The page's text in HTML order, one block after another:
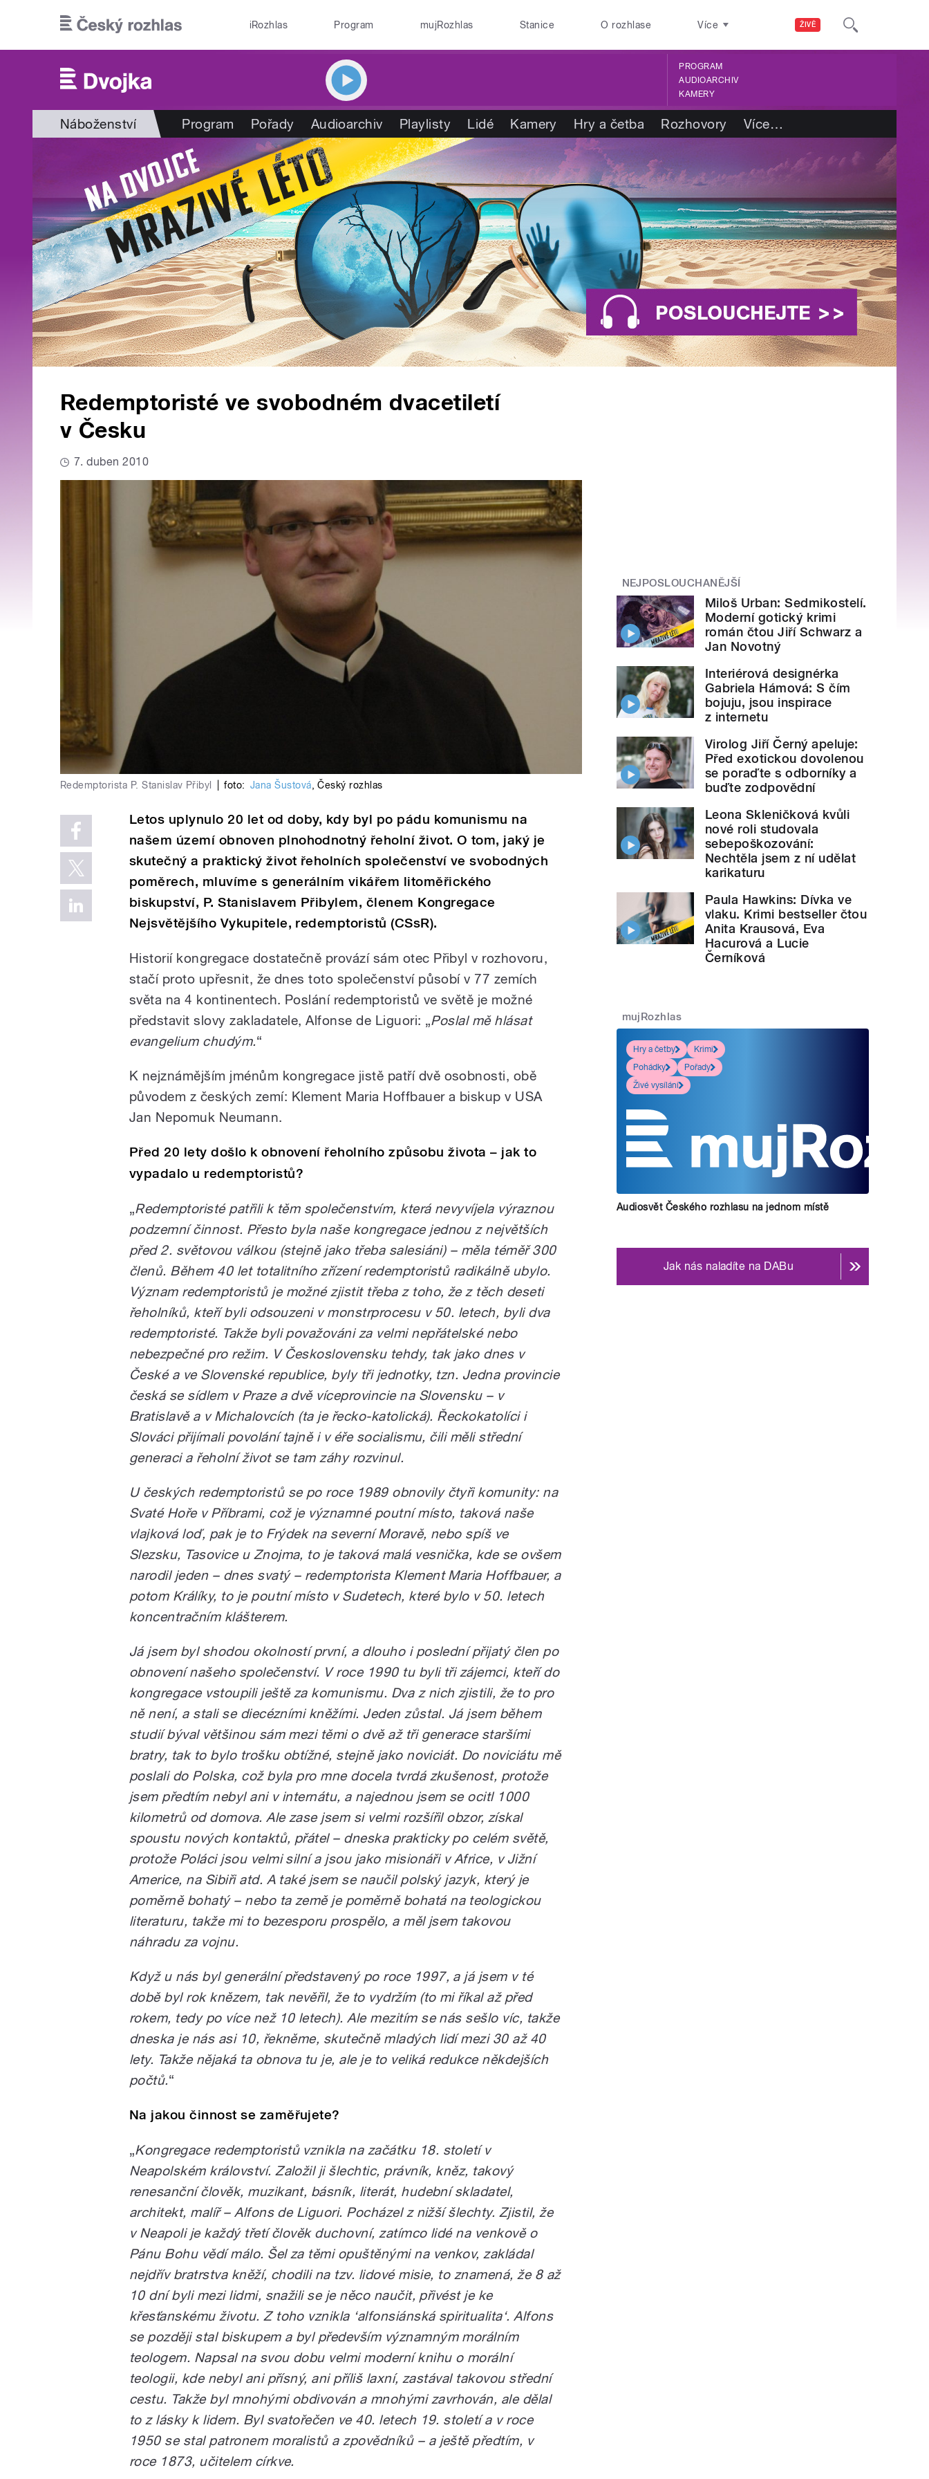
ŽIVĚ
iRozhlas Program mujRozhlas Stanice O rozhlase Více
PROGRAM
AUDIOARCHIV
KAMERY
Náboženství Program Pořady Audioarchiv Playlisty Lidé Kamery Hry a četba Rozhovory Více…
Redemptoristé ve svobodném dvacetiletí
v Česku
7. duben 2010
Redemptorista P. Stanislav Přibyl foto: Jana Šustová,Český rozhlas
Letos uplynulo 20 let od doby, kdy byl po pádu komunismu na
našem území obnoven plnohodnotný řeholní život. O tom, jaký je
skutečný a praktický život řeholních společenství ve svobodných
poměrech, mluvíme s generálním vikářem litoměřického
biskupství, P. Stanislavem Přibylem, členem Kongregace
Nejsvětějšího Vykupitele, redemptoristů (CSsR).
Historií kongregace dostatečně provází sám otec Přibyl v rozhovoru,
stačí proto upřesnit, že dnes toto společenství působí v 77 zemích
světa na 4 kontinentech. Poslání redemptoristů ve světě je možné
představit slovy zakladatele, Alfonse de Liguori: „Poslal mě hlásat
evangelium chudým.“
K nejznámějším jménům kongregace jistě patří dvě osobnosti, obě
původem z českých zemí: Klement Maria Hoffbauer a biskup v USA
Jan Nepomuk Neumann.
Před 20 lety došlo k obnovení řeholního způsobu života – jak to
vypadalo u redemptoristů?
„Redemptoristé patřili k těm společenstvím, která nevyvíjela výraznou
podzemní činnost. Přesto byla naše kongregace jednou z největších
před 2. světovou válkou (stejně jako třeba salesiáni) – měla téměř 300
členů. Během 40 let totalitního zřízení redemptoristů radikálně ubylo.
Význam redemptoristů je možné zjistit třeba z toho, že z těch deseti
řeholníků, kteří byli odsouzeni v monstrprocesu v 50. letech, byli dva
redemptoristé. Takže byli považováni za velmi nepřátelské nebo
nebezpečné pro režim. V Československu tehdy, tak jako dnes v
České a ve Slovenské republice, byly tři jednotky, tzn. Jedna provincie
česká se sídlem v Praze a dvě víceprovincie na Slovensku – v
Bratislavě a v Michalovcích (ta je řecko-katolická). Řeckokatolíci i
Slováci přijímali povolání tajně i v éře socialismu, čili měli střední
generaci a řeholní život se tam záhy rozvinul.
U českých redemptoristů se po roce 1989 obnovily čtyři komunity: na
Svaté Hoře v Příbrami, což je významné poutní místo, taková naše
vlajková loď, pak je to Frýdek na severní Moravě, nebo spíš ve
Slezsku, Tasovice u Znojma, to je taková malá vesnička, kde se ovšem
narodil jeden – dnes svatý – redemptorista Klement Maria Hoffbauer, a
potom Králíky, to je poutní místo v Sudetech, které bylo v 50. letech
koncentračním klášterem.
Já jsem byl shodou okolností první, a dlouho i poslední přijatý člen po
obnovení našeho společenství. V roce 1990 tu byli tři zájemci, kteří do
kongregace vstoupili ještě za komunismu. Dva z nich zjistili, že to pro
ně není, a stali se diecézními kněžími. Jeden zůstal. Já jsem během
studií býval většinou sám mezi těmi o dvě až tři generace staršími
bratry, tak to bylo trošku obtížné, stejně jako noviciát. Do noviciátu mě
poslali do Polska, což byla pro mne docela tvrdá zkušenost, protože
jsem předtím nebyl ani v internátu, a najednou jsem se ocitl 1000
kilometrů od domova. Ale zase jsem si velmi rozšířil obzor, získal
spoustu nových kontaktů, přátel – dneska prakticky po celém světě,
protože Poláci jsou velmi silní a jsou jako misionáři v Africe, v Jižní
Americe, na Sibiři atd. A také jsem se naučil polský jazyk, který je
poměrně bohatý – nebo ta země je poměrně bohatá na teologickou
literaturu, takže mi to bezesporu prospělo, a měl jsem takovou
náhradu za vojnu.
Když u nás byl generální představený po roce 1997, a já jsem v té
době byl rok knězem, tak nevěřil, že to vydržím (to mi říkal až před
rokem, tedy po více než 10 letech). Ale mezitím se nás sešlo víc, takže
dneska je nás asi 10, řekněme, skutečně mladých lidí mezi 30 až 40
lety. Takže nějaká ta obnova tu je, ale je to veliká redukce někdejších
počtů.“
Na jakou činnost se zaměřujete?
„Kongregace redemptoristů vznikla na začátku 18. století v
Neapolském království. Založil ji šlechtic, právník, kněz, takový
renesanční člověk, muzikant, básník, literát, hudební skladatel,
architekt, malíř – Alfons de Liguori. Pocházel z nižší šlechty. Zjistil, že
v Neapoli je každý třetí člověk duchovní, zatímco lidé na venkově o
Pánu Bohu vědí málo. Šel za těmi opuštěnými na venkov, zakládal
nejdřív bratrstva kněží, chodili na tzv. lidové misie, to znamená, že 8 až
10 dní byli mezi lidmi, snažili se je něco naučit, přivést je ke
křesťanskému životu. Z toho vznikla ‘alfonsiánská spiritualita‘. Alfons
se později stal biskupem a byl především významným morálním
teologem. Napsal na svou dobu velmi moderní knihu o morální
teologii, kde nebyl ani přísný, ani příliš laxní, zastával takovou střední
cestu. Takže byl mnohými obdivován a mnohými zavrhován, ale dělal
to z lásky k lidem. Byl svatořečen ve 40. letech 19. století a v roce
1950 se stal patronem moralistů a zpovědníků – a ještě předtím, v
roce 1873, učitelem církve.
NEJPOSLOUCHANĚJŠÍ
Miloš Urban: Sedmikostelí.
Moderní gotický krimi
román čtou Jiří Schwarz a
Jan Novotný
Interiérová designérka
Gabriela Hámová: S čím
bojuju, jsou inspirace
z internetu
Virolog Jiří Černý apeluje:
Před exotickou dovolenou
se poraďte s odborníky a
buďte zodpovědní
Leona Skleničková kvůli
nové roli studovala
sebepoškozování:
Nechtěla jsem z ní udělat
karikaturu
Paula Hawkins: Dívka ve
vlaku. Krimi bestseller čtou
Anita Krausová, Eva
Hacurová a Lucie
Černíková
mujRozhlas
Hry a četby
Krimi
Pohádky
Pořady
Živé vysílání
Audiosvět Českého rozhlasu na jednom místě
Jak nás naladíte na DABu